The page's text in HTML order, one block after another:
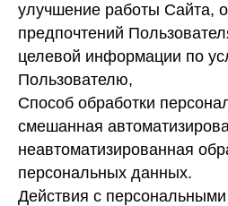
улучшение работы Сайта,
предпочтений
целевой информации по
Пользователю,
Способ обработки
смешанная
неавтоматизированная
персональных данных.
Действия с